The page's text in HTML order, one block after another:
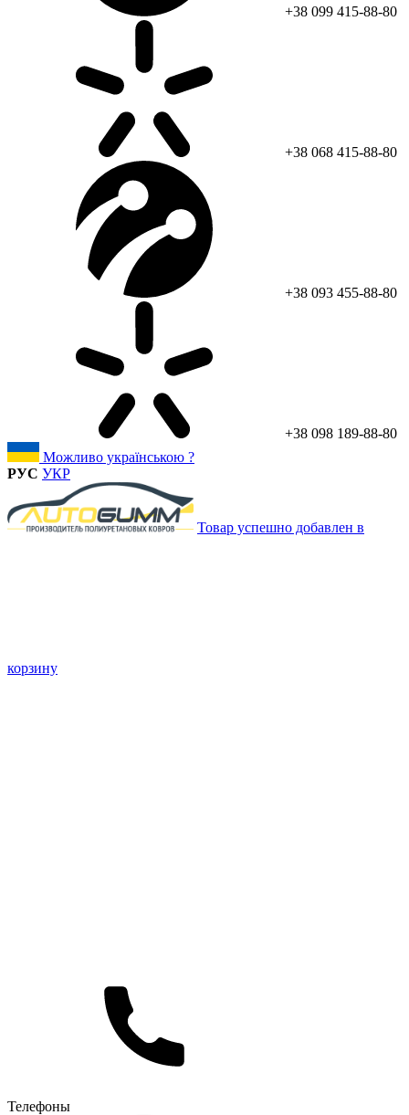
+38 099 415-88-80
+38 068 415-88-80
+38 093 455-88-80
+38 098 189-88-80
Можливо українською ?
РУС УКР
Товар успешно добавлен в
корзину
Телефоны